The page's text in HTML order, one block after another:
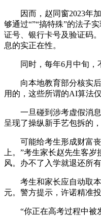
因而，赵同窗2023年加
够通过“”“搞特殊”的法子
证号、银行卡号及验证码
息的实正在性。
同时，每年6月中旬，不
向本地教育部分核实后
用的，这些所谓的AI算法
一旦碰到涉考虚假消息
呈现了操纵新手艺包拆的
可能给考生形成财富丧
上。”考生家长赵先生客
风。办不了入学就退还所
考生和家长应自动取本
元。警方提示，许诺精准
“你正在高考过程中被发